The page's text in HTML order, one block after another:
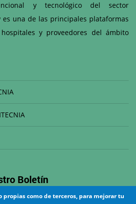
y tecnológico del sector
una de las principales plataformas
y proveedores del ámbito
Boletín
propias como de terceros, para mejorar tu